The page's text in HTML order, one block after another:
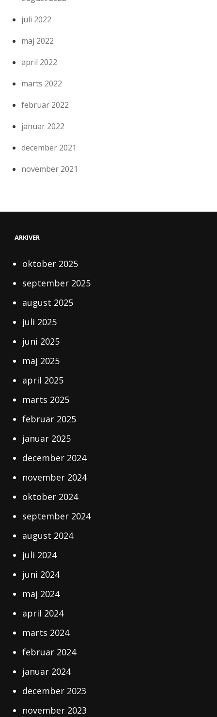
juli 2022
maj 2022
april 2022
marts 2022
februar 2022
januar 2022
december 2021
november 2021
ARKIVER
oktober 2025
september 2025
august 2025
juli 2025
juni 2025
maj 2025
april 2025
marts 2025
februar 2025
januar 2025
december 2024
november 2024
oktober 2024
september 2024
august 2024
juli 2024
juni 2024
maj 2024
april 2024
marts 2024
februar 2024
januar 2024
december 2023
november 2023